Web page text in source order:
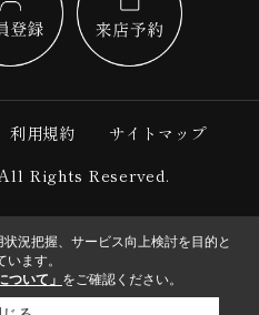
利用規約
サイトマップ
Rights Reserved.
況把握、サービス向上検討を目的と
ます。
ついて」 をご確認ください。